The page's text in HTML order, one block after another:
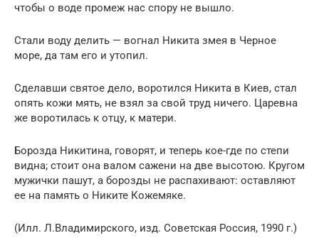
чтобы о воде промеж нас спору не вышло.
Стали воду делить — вогнал Никита змея в Черное
море, да там его и утопил.
Сделавши святое дело, воротился Никита в Киев, стал
опять кожи мять, не взял за свой труд ничего. Царевна
же воротилась к отцу, к матери.
Борозда Никитина, говорят, и теперь кое-где по степи
видна; стоит она валом сажени на две высотою. Кругом
мужички пашут, а борозды не распахивают: оставляют
ее на память о Никите Кожемяке.
(Илл. Л.Владимирского, изд. Советская Россия, 1990 г.)